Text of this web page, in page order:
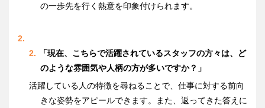
の一歩先を行く熱意を印象付けられます。
「現在、こちらで活躍されているスタッフの方々は、ど
のような雰囲気や人柄の方が多いですか？」
活躍している人の特徴を尋ねることで、仕事に対する前向
きな姿勢をアピールできます。また、返ってきた答えに